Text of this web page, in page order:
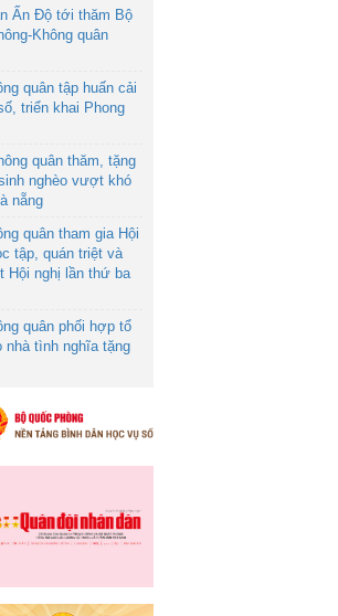
Ấn Độ tới thăm Bộ
Không quân
quân tập huấn cải
triển khai Phong
quân thăm, tặng
nghèo vượt khó
nẵng
quân tham gia Hội
tập, quán triệt và
Hội nghị lần thứ ba
quân phối hợp tổ
nhà tình nghĩa tặng